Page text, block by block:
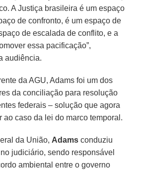
A Justiça brasileira é um espaço
de confronto, é um espaço de
de escalada de conflito, e a
essa pacificação”,
audiência.
da AGU, Adams foi um dos
da conciliação para resolução
federais – solução que agora
ao caso da lei do marco temporal.
da União, Adams conduziu
judiciário, sendo responsável
ambiental entre o governo